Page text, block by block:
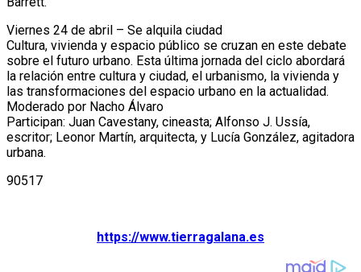
Viernes 24 de abril – Se alquila ciudad
Cultura, vivienda y espacio público se cruzan en este debate
sobre el futuro urbano. Esta última jornada del ciclo abordará
la relación entre cultura y ciudad, el urbanismo, la vivienda y
las transformaciones del espacio urbano en la actualidad.
Moderado por Nacho Álvaro
Participan: Juan Cavestany, cineasta; Alfonso J. Ussía,
escritor; Leonor Martín, arquitecta, y Lucía González, agitadora
urbana.
90517
https://www.tierragalana.es